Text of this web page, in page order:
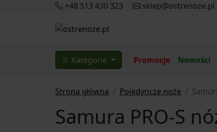
+48 513 430 323 sklep@ostrenoze.pl
Kategorie Promocje Nowości
Strona główna Pojedyncze noże
Samura PRO-S